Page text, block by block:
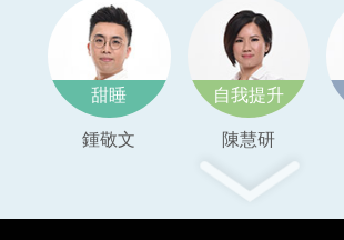
甜睡 自我提升
鍾敬文 陳慧研